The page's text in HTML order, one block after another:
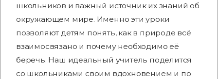
школьников и важный источник их знаний об
окружающем мире. Именно эти уроки
позволяют детям понять, как в природе всё
взаимосвязано и почему необходимо её
беречь. Наш идеальный учитель поделится
со школьниками своим вдохновением и по